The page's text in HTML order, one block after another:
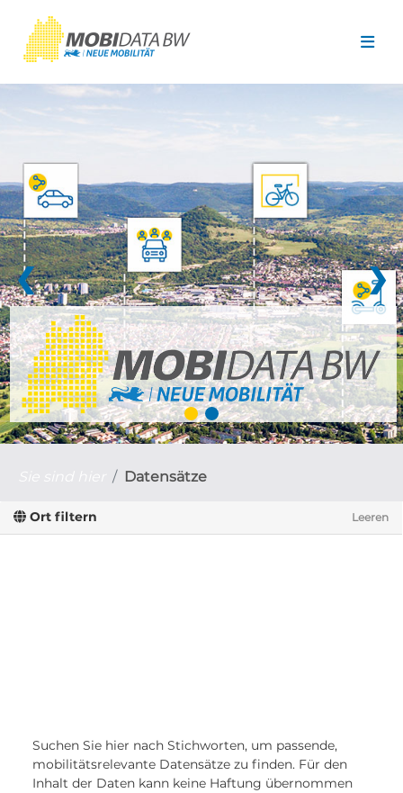
❮ ❯
Datensätze
Ort filtern Leeren
Suchen Sie hier nach Stichworten, um passende,
mobilitätsrelevante Datensätze zu finden. Für den
Inhalt der Daten kann keine Haftung übernommen